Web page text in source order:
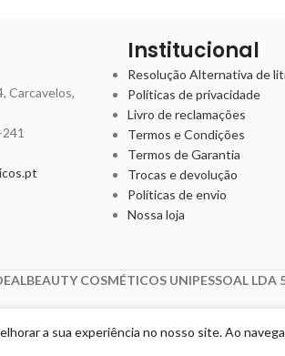
Carcavelos,
Institucional
Resolução Alternativa de
Políticas de privacidade
Livro de reclamações
Termos e Condições
Termos de Garantia
Trocas e devolução
Políticas de envio
Nossa loja
COSMÉTICOS UNIPESSOAL LDA
a sua experiência no nosso site. Ao